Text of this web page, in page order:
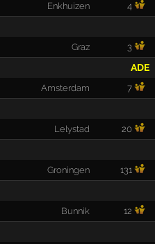
Enkhuizen 4
Graz 3
ADE
Amsterdam 7
Lelystad 20
Groningen 131
Bunnik 12